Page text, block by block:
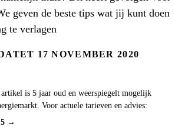
geven de beste tips wat jij kunt doen
te verlagen
17 NOVEMBER 2020
is 5 jaar oud en weerspiegelt mogelijk
Voor actuele tarieven en advies:
5 →